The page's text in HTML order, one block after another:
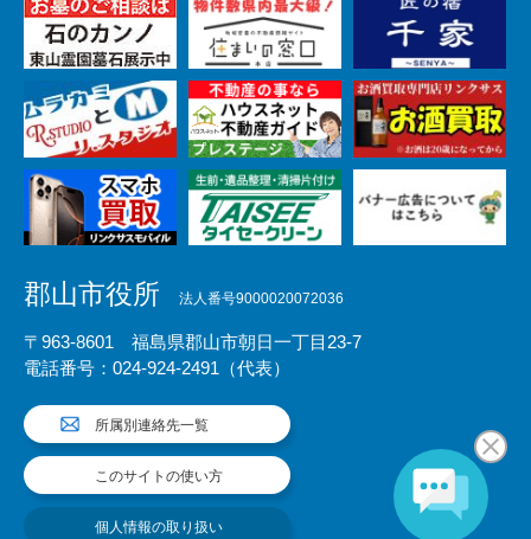
郡山市役所 法人番号9000020072036
〒963-8601 福島県郡山市朝日一丁目23-7
電話番号：024-924-2491（代表）
所属別連絡先一覧
このサイトの使い方
個人情報の取り扱い